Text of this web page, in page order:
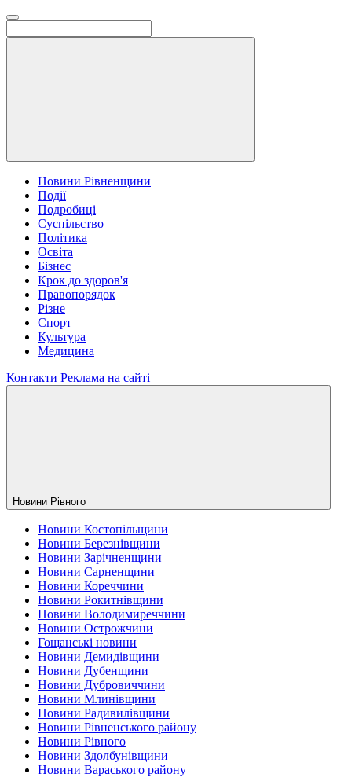
Новини Рівненщини
Події
Подробиці
Суспільство
Політика
Освіта
Бізнес
Крок до здоров'я
Правопорядок
Різне
Спорт
Культура
Медицина
Контакти Реклама на сайті
Новини Рiвного
Новини Костопільщини
Новини Березнівщини
Новини Зарічненщини
Новини Сарненщини
Новини Кореччини
Новини Рокитнівщини
Новини Володимиреччини
Новини Острожчини
Гощанські новини
Новини Демидівщини
Новини Дубенщини
Новини Дубровиччини
Новини Млинівщини
Новини Радивилівщини
Новини Рівненського району
Новини Рівного
Новини Здолбунівщини
Новини Вараського району